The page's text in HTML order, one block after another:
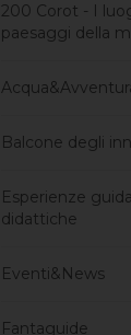
200 Corot - I
paesaggi della
Balcone degli
Esperienze
didattiche
Eventi&News
Fantaguide